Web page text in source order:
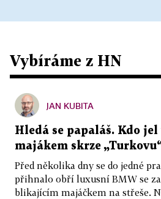
Vybíráme z HN
JAN KUBITA
Hledá se papaláš. Kdo
majákem skrze
Před několika dny se do jedné
přihnalo obří luxusní BMW se
blikajícím majáčkem na střeše.